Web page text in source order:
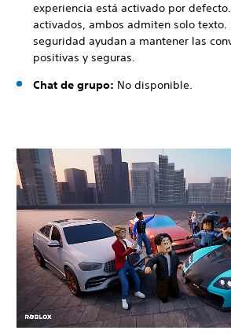
experiencia está activado por
activados, ambos admiten solo texto.
seguridad ayudan a mantener las
positivas y seguras.
Chat de grupo: No disponible.